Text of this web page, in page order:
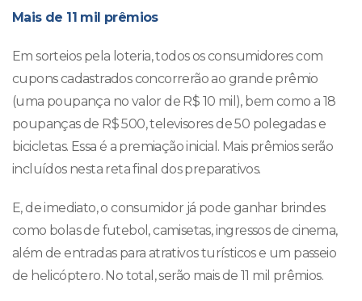
Mais de 11 mil prêmios
Em sorteios pela loteria, todos os consumidores com
cupons cadastrados concorrerão ao grande prêmio
(uma poupança no valor de R$ 10 mil), bem como a 18
poupanças de R$ 500, televisores de 50 polegadas e
bicicletas. Essa é a premiação inicial. Mais prêmios serão
incluídos nesta reta final dos preparativos.
E, de imediato, o consumidor já pode ganhar brindes
como bolas de futebol, camisetas, ingressos de cinema,
além de entradas para atrativos turísticos e um passeio
de helicóptero. No total, serão mais de 11 mil prêmios.